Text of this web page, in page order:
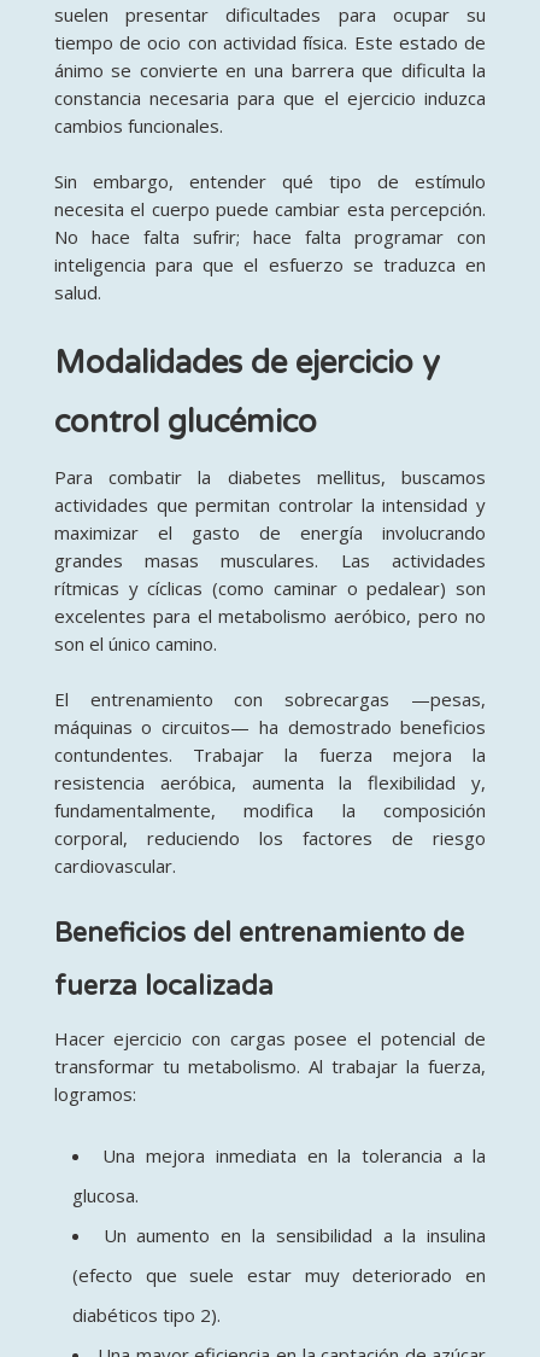
suelen presentar dificultades para ocupar su
tiempo de ocio con actividad física. Este estado de
ánimo se convierte en una barrera que dificulta la
constancia necesaria para que el ejercicio induzca
cambios funcionales.
Sin embargo, entender qué tipo de estímulo
necesita el cuerpo puede cambiar esta percepción.
No hace falta sufrir; hace falta programar con
inteligencia para que el esfuerzo se traduzca en
salud.
Modalidades de ejercicio y
control glucémico
Para combatir la diabetes mellitus, buscamos
actividades que permitan controlar la intensidad y
maximizar el gasto de energía involucrando
grandes masas musculares. Las actividades
rítmicas y cíclicas (como caminar o pedalear) son
excelentes para el metabolismo aeróbico, pero no
son el único camino.
El entrenamiento con sobrecargas —pesas,
máquinas o circuitos— ha demostrado beneficios
contundentes. Trabajar la fuerza mejora la
resistencia aeróbica, aumenta la flexibilidad y,
fundamentalmente, modifica la composición
corporal, reduciendo los factores de riesgo
cardiovascular.
Beneficios del entrenamiento de
fuerza localizada
Hacer ejercicio con cargas posee el potencial de
transformar tu metabolismo. Al trabajar la fuerza,
logramos:
Una mejora inmediata en la tolerancia a la
glucosa.
Un aumento en la sensibilidad a la insulina
(efecto que suele estar muy deteriorado en
diabéticos tipo 2).